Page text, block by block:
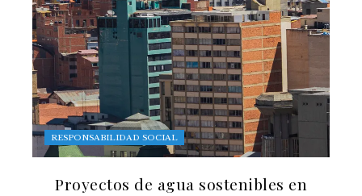
RESPONSABILIDAD SOCIAL
Proyectos de agua sostenibles en